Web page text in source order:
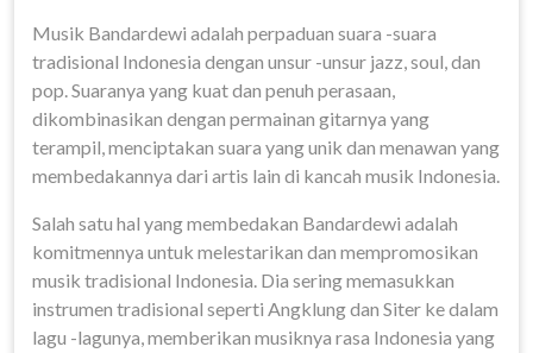
Musik Bandardewi adalah perpaduan suara -suara
tradisional Indonesia dengan unsur -unsur jazz, soul, dan
pop. Suaranya yang kuat dan penuh perasaan,
dikombinasikan dengan permainan gitarnya yang
terampil, menciptakan suara yang unik dan menawan yang
membedakannya dari artis lain di kancah musik Indonesia.
Salah satu hal yang membedakan Bandardewi adalah
komitmennya untuk melestarikan dan mempromosikan
musik tradisional Indonesia. Dia sering memasukkan
instrumen tradisional seperti Angklung dan Siter ke dalam
lagu -lagunya, memberikan musiknya rasa Indonesia yang